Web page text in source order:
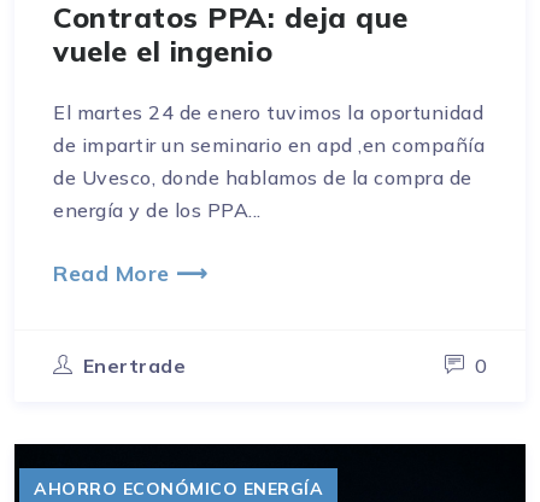
Contratos PPA: deja que
vuele el ingenio
El martes 24 de enero tuvimos la oportunidad
de impartir un seminario en apd ,en compañía
de Uvesco, donde hablamos de la compra de
energía y de los PPA...
Read More ⟶
Enertrade 0
AHORRO ECONÓMICO ENERGÍA